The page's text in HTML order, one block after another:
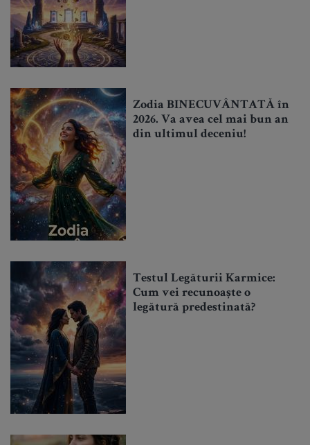
Zodia BINECUVÂNTATĂ în
2026. Va avea cel mai bun an
din ultimul deceniu!
Testul Legăturii Karmice:
Cum vei recunoaște o
legătură predestinată?